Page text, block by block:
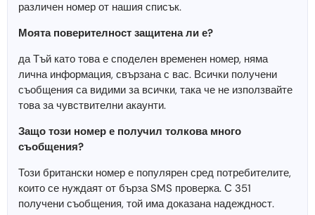
различен номер от нашия списък.
Моята поверителност защитена ли е?
да Тъй като това е споделен временен номер, няма
лична информация, свързана с вас. Всички получени
съобщения са видими за всички, така че не използвайте
това за чувствителни акаунти.
Защо този номер е получил толкова много
съобщения?
Този британски номер е популярен сред потребителите,
които се нуждаят от бърза SMS проверка. С 351
получени съобщения, той има доказана надеждност.